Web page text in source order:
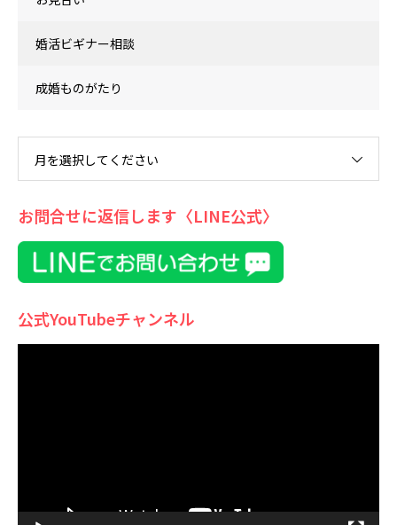
婚活ビギナー相談
成婚ものがたり
月を選択してください
お問合せに返信します〈LINE公式〉
公式YouTubeチャンネル
動